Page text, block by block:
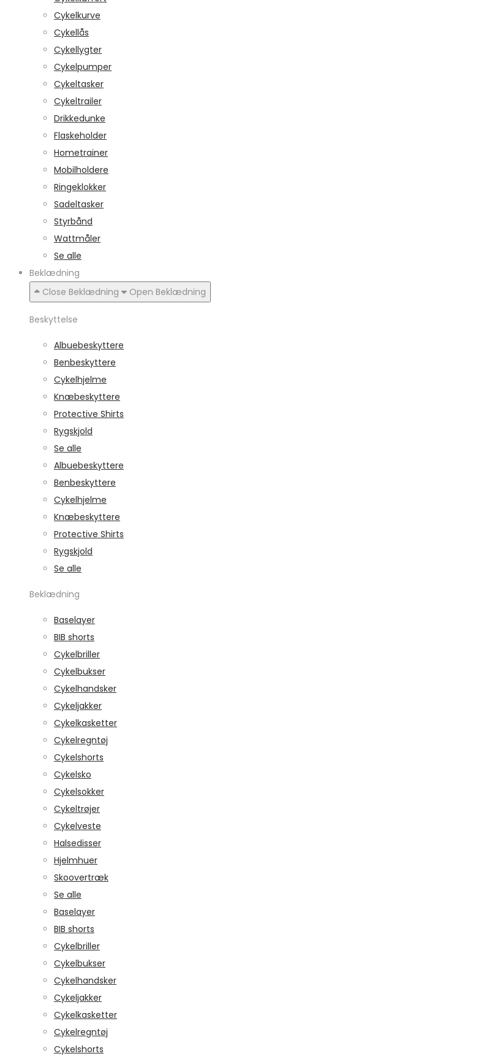
Cykelkurve
Cykellås
Cykellygter
Cykelpumper
Cykeltasker
Cykeltrailer
Drikkedunke
Flaskeholder
Hometrainer
Mobilholdere
Ringeklokker
Sadeltasker
Styrbånd
Wattmåler
Se alle
Beklædning
Close Beklædning
Open Beklædning
Beskyttelse
Albuebeskyttere
Benbeskyttere
Cykelhjelme
Knæbeskyttere
Protective Shirts
Rygskjold
Se alle
Albuebeskyttere
Benbeskyttere
Cykelhjelme
Knæbeskyttere
Protective Shirts
Rygskjold
Se alle
Beklædning
Baselayer
BIB shorts
Cykelbriller
Cykelbukser
Cykelhandsker
Cykeljakker
Cykelkasketter
Cykelregntøj
Cykelshorts
Cykelsko
Cykelsokker
Cykeltrøjer
Cykelveste
Halsedisser
Hjelmhuer
Skoovertræk
Se alle
Baselayer
BIB shorts
Cykelbriller
Cykelbukser
Cykelhandsker
Cykeljakker
Cykelkasketter
Cykelregntøj
Cykelshorts